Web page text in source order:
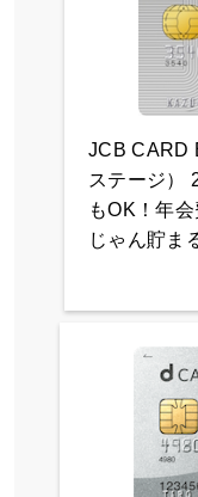
JCB CARD
ステージ）
もOK！年
じゃん貯ま